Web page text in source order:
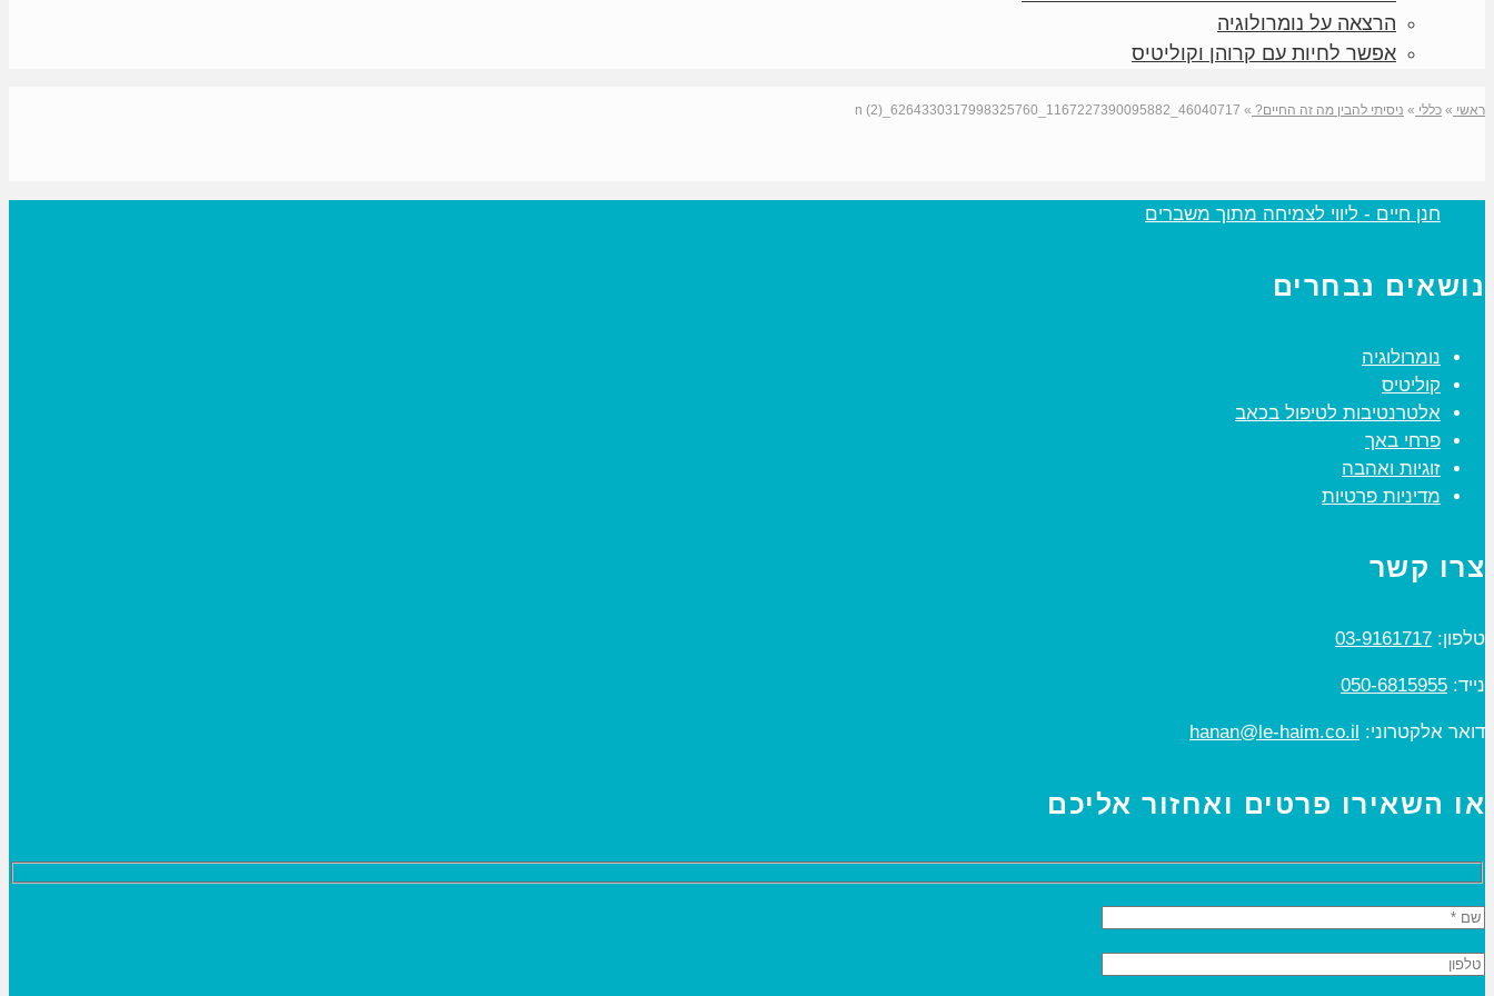
הרצאה על נומרולוגיה
אפשר לחיות עם קרוהן וקוליטיס
ראשי » כללי » ניסיתי להבין מה זה החיים? »
46040717_1167227390095882_6264330317998325760_n (2)
‏חנן חיים - ליווי לצמיחה מתוך משברים‏
נושאים נבחרים
נומרולוגיה
קוליטיס
אלטרנטיבות לטיפול בכאב
פרחי באך
זוגיות ואהבה
מדיניות פרטיות
צרו קשר
טלפון: 03-9161717
נייד: 050-6815955
דואר אלקטרוני: hanan@le-haim.co.il
או השאירו פרטים ואחזור אליכם